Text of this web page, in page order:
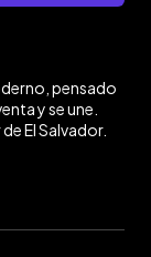
pensado
y se une.
El Salvador.